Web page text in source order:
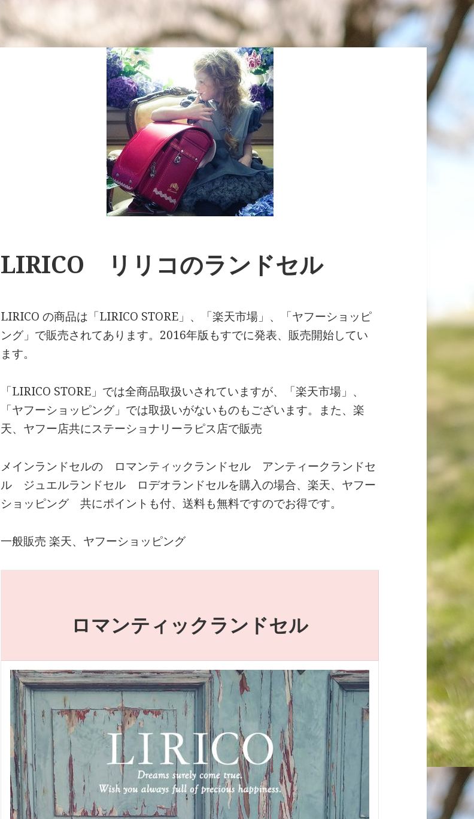
LIRICO リリコのランドセル
LIRICO の商品は「LIRICO STORE」、「楽天市場」、「ヤフーショッピ
ング」で販売されてあります。2016年版もすでに発表、販売開始してい
ます。
「LIRICO STORE」では全商品取扱いされていますが、「楽天市場」、
「ヤフーショッピング」では取扱いがないものもございます。また、楽
天、ヤフー店共にステーショナリーラピス店で販売
メインランドセルの ロマンティックランドセル アンティークランドセ
ル ジュエルランドセル ロデオランドセルを購入の場合、楽天、ヤフー
ショッピング 共にポイントも付、送料も無料ですのでお得です。
一般販売 楽天、ヤフーショッピング
ロマンティックランドセル